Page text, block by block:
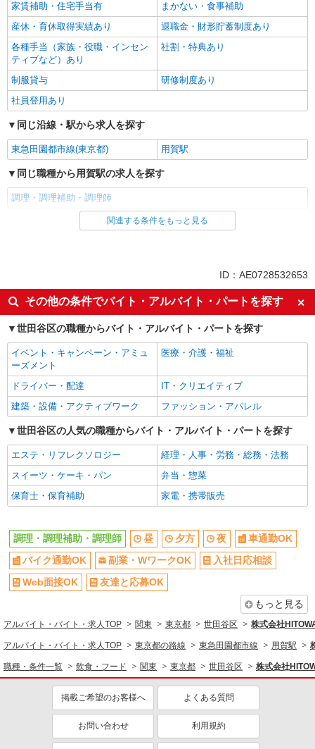
家賃補助・住宅手当有
まかない・食事補助
産休・育休取得実績あり
退職金・財形貯蓄制度あり
各種手当（家族・役職・インセン
ティブなど）あり
社割・特典あり
制服貸与
研修制度あり
社員登用あり
同じ沿線・駅から求人を探す
東急田園都市線(東京都) 用賀駅
同じ職種から用賀駅の求人を探す
調理・調理補助・調理師
同じ雇用形態から用賀駅の求人を探す
昼
夕方
夜
車通勤OK
バイク通勤OK
副業・WワークOK
入社日応相談
Web面接OK
友達と応募OK
職場見学OKまたは説明会あり
未経験歓迎
経験者・有資格者歓迎
新卒・第二新卒歓迎
女性活躍中
主婦・主夫歓迎
フリーター歓迎
学歴不問
ブランクOK
ミドル（40代～）活躍中
エルダー（50代～）活躍中
シニア（60代～）活躍中
ボーナス・賞与あり
時間や曜日が選べる・シフト自由
禁煙・分煙
交通費支給
社会保険あり
家賃補助・住宅手当有
まかない・食事補助
退職金・財形貯蓄制度あり
各種手当（家族・役職・インセン
社割・特典あり
社員登用あり
同じ職種から求人を探す
飲食・フード
調理・調理補助・調理師
関連する条件をもっと見る
ID：AE0728532653
その他の条件でバイト・アルバイト・パートを探す
世田谷区の職種からバイト・アルバイト・パートを探す
イベント・キャンペーン・アミュ
ーズメント
医療・介護・福祉
ドライバー・配達
IT・クリエイティブ
建築・設備・アクティブワーク
ファッション・アパレル
世田谷区の人気の職種からバイト・アルバイト・パートを探す
エステ・リフレクソロジー
経理・人事・労務・総務・法務
スイーツ・ケーキ・パン
弁当・惣菜
保育士・保育補助
家電・携帯販売
調理・調理補助・調理師 昼 夕方 夜
車通勤OK
バイク通勤OK
副業・WワークOK
入社日応相談
Web面接OK
友達と応募OK
もっと見る
アルバイト・バイト・求人TOP 関東 東京都 世田谷区 株式会社
アルバイト・バイト・求人TOP 東京都の路線 東急田園都市線 用賀駅
職種・条件一覧 飲食・フード 関東 東京都 世田谷区 株式会社
掲載ご希望のお客様へ よくある質問
お問い合わせ 利用規約